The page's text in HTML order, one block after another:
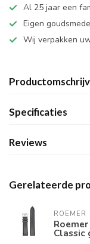
Al 25 jaar een
Eigen
Wij verpakken
Specificaties
Reviews
Gerelateerde
ROEMER
Classic